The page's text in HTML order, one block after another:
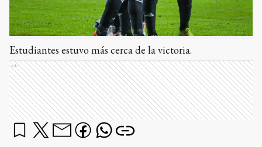
Estudiantes estuvo más cerca de la victoria.
Ads